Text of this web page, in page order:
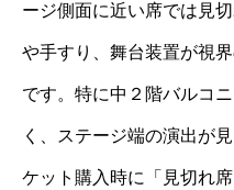
ージ側面に近い席では見
や手すり、舞台装置が視
です。特に中２階バルコ
く、ステージ端の演出が
ケット購入時に「見切れ